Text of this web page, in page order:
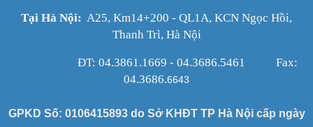
Tại Hà Nội: A25, Km14+200 - QL1A, KCN Ngọc Hồi,
Thanh Trì, Hà Nội
ĐT: 04.3861.1669 - 04.3686.5461 Fax:
04.3686.6643
GPKD Số: 0106415893 do Sở KHĐT TP Hà Nội cấp ngày